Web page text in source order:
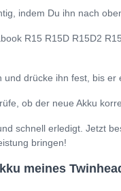
indem Du ihn nach
R15 R15D R15D2
drücke ihn fest, bis er
ob der neue Akku
schnell erledigt. Jetzt
bringen!
meines